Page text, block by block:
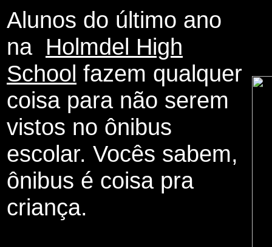
Alunos do último ano
na Holmdel High
School fazem qualquer
coisa para não serem
vistos no ônibus
escolar. Vocês sabem,
ônibus é coisa pra
criança.